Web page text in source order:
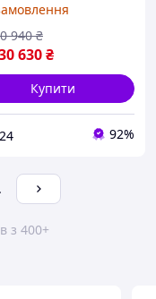
630₴
940 ₴
Купити
92%
з 400+